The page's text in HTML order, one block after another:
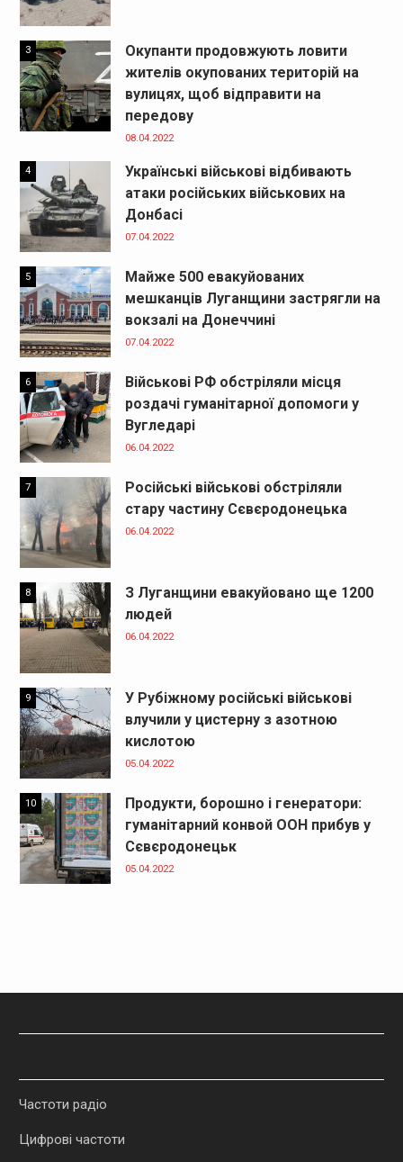
3
Окупанти продовжують ловити
жителів окупованих територій на
вулицях, щоб відправити на
передову
08.04.2022
4
Українські військові відбивають
атаки російських військових на
Донбасі
07.04.2022
5
Майже 500 евакуйованих
мешканців Луганщини застрягли на
вокзалі на Донеччині
07.04.2022
6
Військові РФ обстріляли місця
роздачі гуманітарної допомоги у
Вугледарі
06.04.2022
7
Російські військові обстріляли
стару частину Сєвєродонецька
06.04.2022
8
З Луганщини евакуйовано ще 1200
людей
06.04.2022
9
У Рубіжному російські військові
влучили у цистерну з азотною
кислотою
05.04.2022
10
Продукти, борошно і генератори:
гуманітарний конвой ООН прибув у
Сєвєродонецьк
05.04.2022
Частоти радіо
Цифрові частоти